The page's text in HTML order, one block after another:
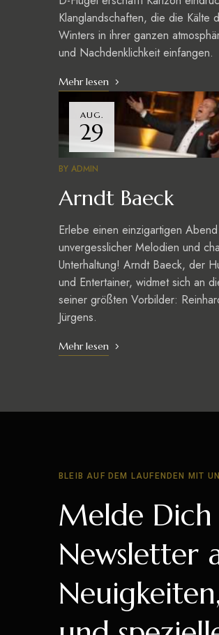
Klanglandschaften, die die Kälte
Winters in ihrer ganzen
und Nachdenklichkeit einfangen.
Mehr lesen
AUG.
29
BY ADMIN
Arndt Baeck
Erlebe einen einzigartigen
unvergesslicher Melodien und
Unterhaltung! Arndt Baeck, der
und Entertainer, widmet sich an
seiner größten Vorbilder:
Jürgens.
Mehr lesen
BLEIB AUF DEM LAUFENDEN MIT
Melde
Newsletter